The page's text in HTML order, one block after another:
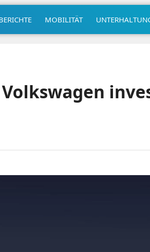
MOBILITÄT